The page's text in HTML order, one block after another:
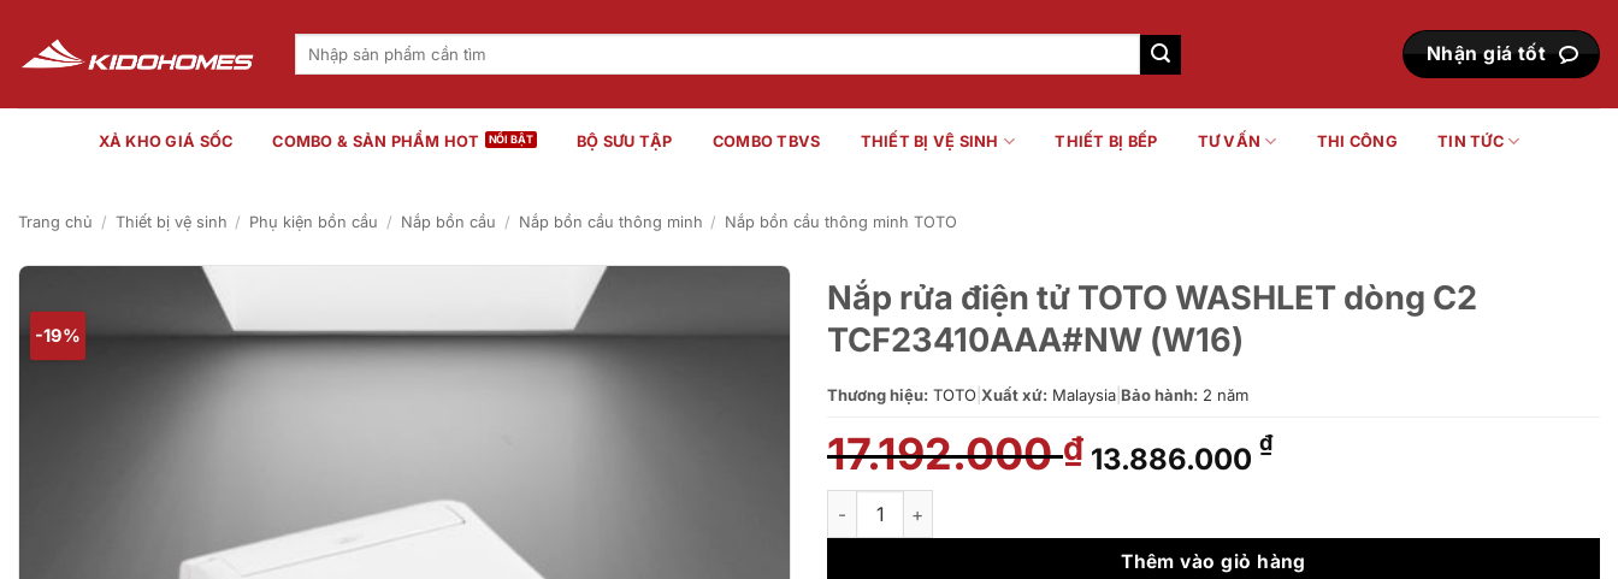
nội
dung
Tìm
Nhận giá tốt
XẢ KHO GIÁ SỐC COMBO & SẢN PHẨM HOT BỘ SƯU TẬP COMBO TBVS THIẾT BỊ VỆ SINH THIẾT BỊ BẾP TƯ VẤN THI CÔNG TIN TỨC
Trang chủ / Thiết bị vệ sinh / Phụ kiện bồn cầu / Nắp bồn cầu / Nắp bồn cầu thông minh / Nắp bồn cầu thông minh TOTO
-19%
Nắp rửa điện tử TOTO WASHLET dòng C2
TCF23410AAA#NW (W16)
Thương hiệu: TOTO Xuất xứ: Malaysia Bảo hành: 2 năm
17.192.000₫ Giá
gốc
17.192.000 ₫.
13.886.000 ₫Giá
là:
13.886.000 ₫.
Nắp rửa điện tử TOTO WASHLET dòng C2 TCF23410AAA#NW (W16) số lượng
Thêm vào giỏ hàng